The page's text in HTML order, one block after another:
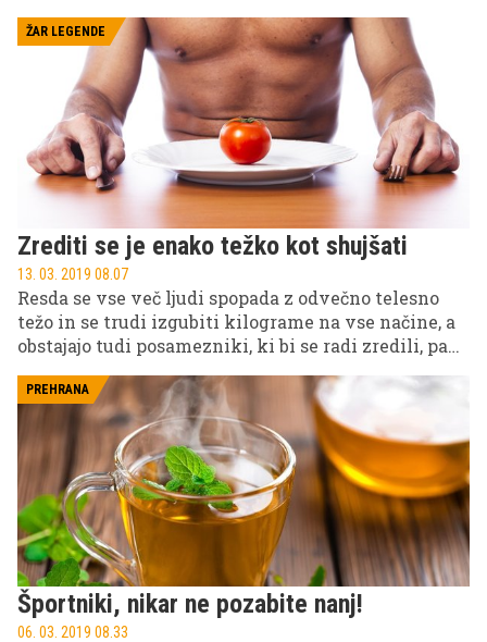
navdušen športnik in posledično bolečim krčem
bolj izpostavljeni, čim prej ukrepajte, da vam ne
bodo grenili vsakdana.
ŽAR LEGENDE
Zrediti se je enako težko kot shujšati
13. 03. 2019 08.07
Resda se vse več ljudi spopada z odvečno telesno
težo in se trudi izgubiti kilograme na vse načine, a
obstajajo tudi posamezniki, ki bi se radi zredili, pa
potrpljenja lahko koščeno telo kmalu postane
mišičasto.
PREHRANA
Športniki, nikar ne pozabite nanj!
06. 03. 2019 08.33